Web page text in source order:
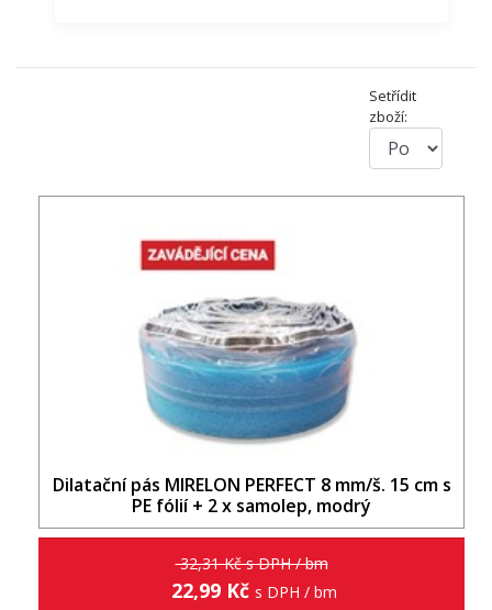
Setřídit
zboží:
Dilatační pás MIRELON PERFECT 8 mm/š. 15 cm s
PE fólií + 2 x samolep, modrý
32,31 Kč s DPH / bm
22,99 Kč s DPH / bm